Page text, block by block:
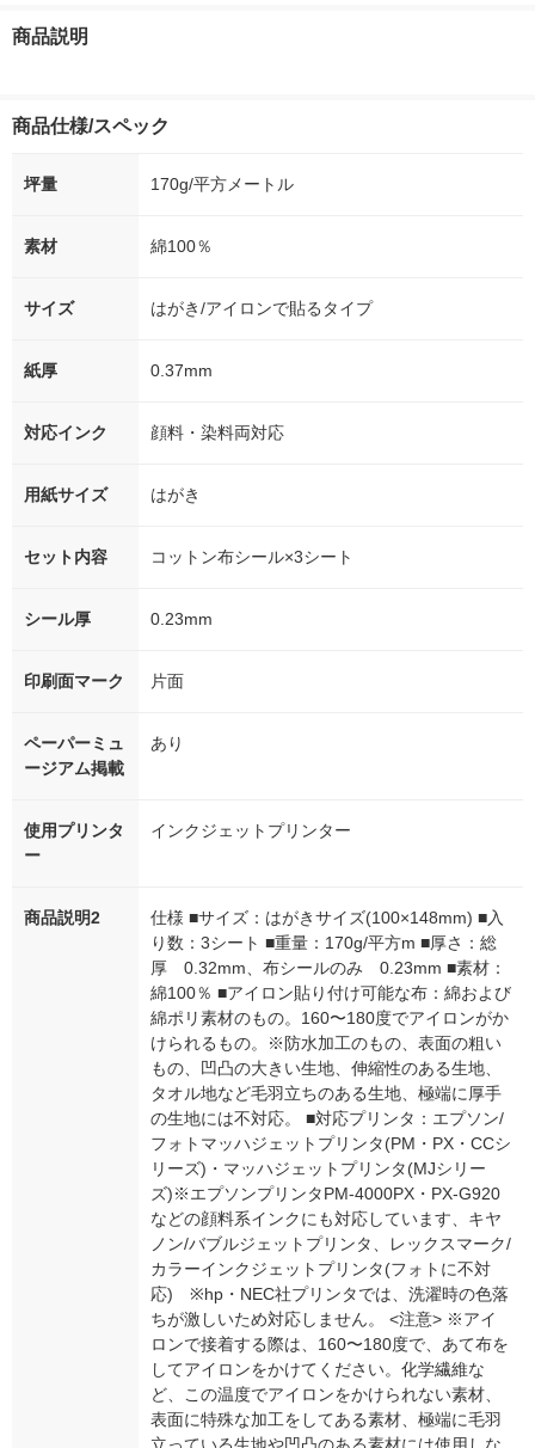
シ） オリジナル
商品説明
商品仕様/スペック
坪量 170g/平方メートル
素材 綿100％
サイズ はがき/アイロンで貼るタイプ
紙厚 0.37mm
対応インク 顔料・染料両対応
用紙サイズ はがき
セット内容 コットン布シール×3シート
シール厚 0.23mm
印刷面マーク 片面
ペーパーミュ
ージアム掲載
あり
使用プリンタ
ー
インクジェットプリンター
商品説明2
仕様 ■サイズ：はがきサイズ(100×148mm) ■入
り数：3シート ■重量：170g/平方m ■厚さ：総
厚 0.32mm、布シールのみ 0.23mm ■素材：
綿100％ ■アイロン貼り付け可能な布：綿および
綿ポリ素材のもの。160〜180度でアイロンがか
けられるもの。※防水加工のもの、表面の粗い
もの、凹凸の大きい生地、伸縮性のある生地、
タオル地など毛羽立ちのある生地、極端に厚手
の生地には不対応。 ■対応プリンタ：エプソン/
フォトマッハジェットプリンタ(PM・PX・CCシ
リーズ)・マッハジェットプリンタ(MJシリー
ズ)※エプソンプリンタPM-4000PX・PX-G920
などの顔料系インクにも対応しています、キヤ
ノン/バブルジェットプリンタ、レックスマーク/
カラーインクジェットプリンタ(フォトに不対
応) ※hp・NEC社プリンタでは、洗濯時の色落
ちが激しいため対応しません。 <注意> ※アイ
ロンで接着する際は、160〜180度で、あて布を
してアイロンをかけてください。化学繊維な
ど、この温度でアイロンをかけられない素材、
表面に特殊な加工をしてある素材、極端に毛羽